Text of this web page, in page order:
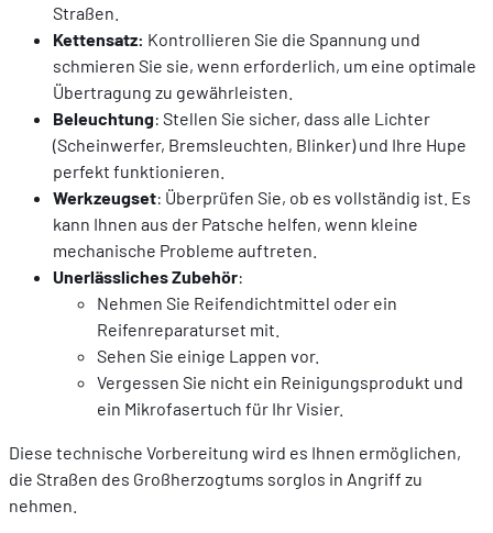
Straßen.
Kettensatz: Kontrollieren Sie die Spannung und
schmieren Sie sie, wenn erforderlich, um eine optimale
Übertragung zu gewährleisten.
Beleuchtung: Stellen Sie sicher, dass alle Lichter
(Scheinwerfer, Bremsleuchten, Blinker) und Ihre Hupe
perfekt funktionieren.
Werkzeugset: Überprüfen Sie, ob es vollständig ist. Es
kann Ihnen aus der Patsche helfen, wenn kleine
mechanische Probleme auftreten.
Unerlässliches Zubehör:
Nehmen Sie Reifendichtmittel oder ein
Reifenreparaturset mit.
Sehen Sie einige Lappen vor.
Vergessen Sie nicht ein Reinigungsprodukt und
ein Mikrofasertuch für Ihr Visier.
Diese technische Vorbereitung wird es Ihnen ermöglichen,
die Straßen des Großherzogtums sorglos in Angriff zu
nehmen.